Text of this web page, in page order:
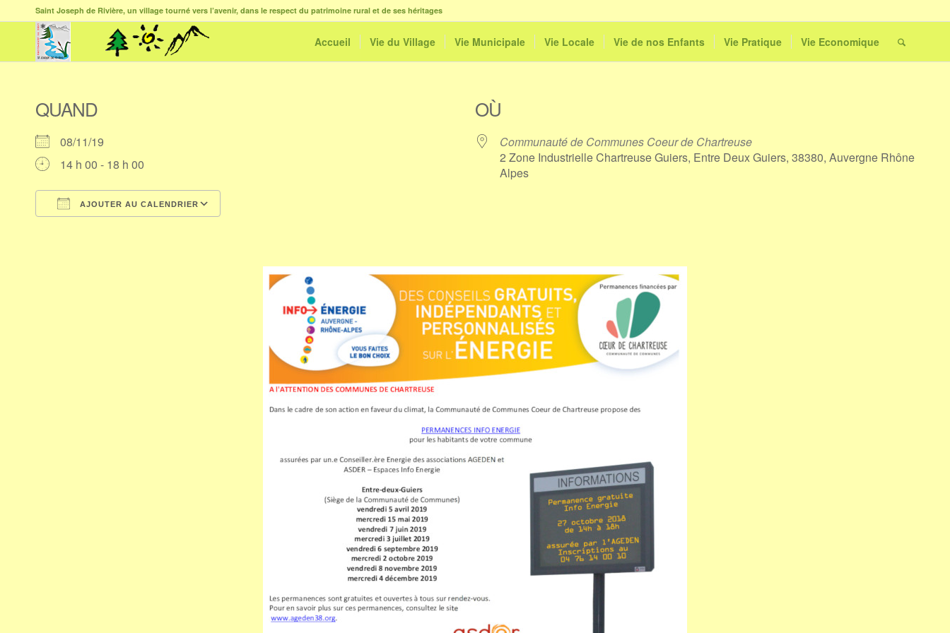
Saint Joseph de Rivière, un village tourné vers l’avenir, dans le respect du patrimoine rural et de ses héritages
Accueil Vie du Village Vie Municipale Vie Locale Vie de nos Enfants Vie Pratique Vie Economique
QUAND
08/11/19
14 h 00 - 18 h 00
AJOUTER AU CALENDRIER
OÙ
Communauté de Communes Coeur de Chartreuse
2 Zone Industrielle Chartreuse Guiers, Entre Deux Guiers, 38380, Auvergne Rhône
Alpes